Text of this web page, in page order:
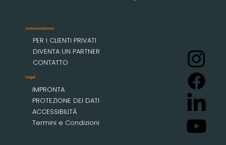
comunicazione
PER I CLIENTI PRIVATI
DIVENTA UN PARTNER
CONTATTO
Legal
IMPRONTA
PROTEZIONE DEI DATI
ACCESSIBILITÀ
Termini e Condizioni